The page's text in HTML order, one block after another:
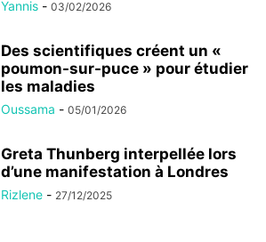
Yannis - 03/02/2026
Des scientifiques créent un «
poumon-sur-puce » pour étudier
les maladies
Oussama - 05/01/2026
Greta Thunberg interpellée lors
d’une manifestation à Londres
Rizlene - 27/12/2025